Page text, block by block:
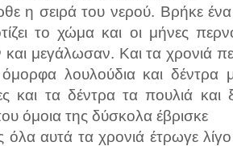
η σειρά του νερού. Βρήκε
το χώμα και οι μήνες
μεγάλωσαν. Και τα χρονιά
λουλούδια και δέντρα
και τα δέντρα τα πουλιά και
όμοια της δύσκολα έβρισκε
αυτά τα χρονιά έτρωγε λίγο